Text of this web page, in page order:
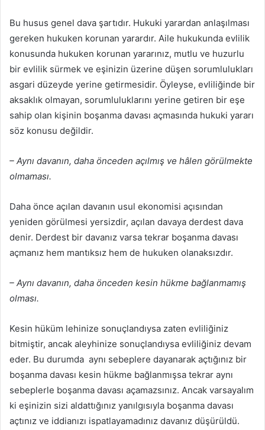
Bu husus genel dava şartıdır. Hukuki yarardan anlaşılması
gereken hukuken korunan yarardır. Aile hukukunda evlilik
konusunda hukuken korunan yararınız, mutlu ve huzurlu
bir evlilik sürmek ve eşinizin üzerine düşen sorumlulukları
asgari düzeyde yerine getirmesidir. Öyleyse, evliliğinde bir
aksaklık olmayan, sorumluluklarını yerine getiren bir eşe
sahip olan kişinin boşanma davası açmasında hukuki yararı
söz konusu değildir.
– Aynı davanın, daha önceden açılmış ve hâlen görülmekte
olmaması.
Daha önce açılan davanın usul ekonomisi açısından
yeniden görülmesi yersizdir, açılan davaya derdest dava
denir. Derdest bir davanız varsa tekrar boşanma davası
açmanız hem mantıksız hem de hukuken olanaksızdır.
– Aynı davanın, daha önceden kesin hükme bağlanmamış
olması.
Kesin hüküm lehinize sonuçlandıysa zaten evliliğiniz
bitmiştir, ancak aleyhinize sonuçlandıysa evliliğiniz devam
eder. Bu durumda aynı sebeplere dayanarak açtığınız bir
boşanma davası kesin hükme bağlanmışsa tekrar aynı
sebeplerle boşanma davası açamazsınız. Ancak varsayalım
ki eşinizin sizi aldattığınız yanılgısıyla boşanma davası
açtınız ve iddianızı ispatlayamadınız davanız düşürüldü.